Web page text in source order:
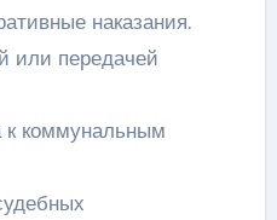
наказания.
или передачей
к коммунальным